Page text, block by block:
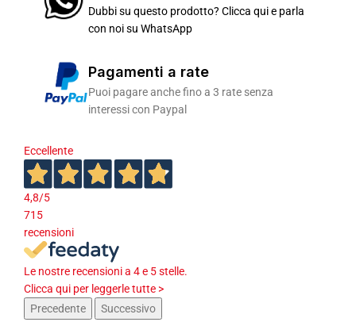
Dubbi su questo prodotto? Clicca qui e parla
con noi su WhatsApp
Pagamenti a rate
Puoi pagare anche fino a 3 rate senza
interessi con Paypal
Eccellente
4,8/5
715
recensioni
Le nostre recensioni a 4 e 5 stelle.
Clicca qui per leggerle tutte >
Precedente
Successivo